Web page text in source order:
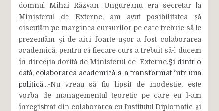
domnul Mihai Răzvan Ungureanu era secretar la
Ministerul de Externe, am avut posibilitatea să
discutăm pe marginea cursurilor pe care trebuie să le
prezentăm și de aici foarte ușor a fost colaborarea
academică, pentru că fiecare curs a trebuit să-l ducem
în direcția dorită de Ministerul de Externe.Și dintr-o
dată, colaborarea academică s-a transformat într-una
politică…-Nu vreau să fiu lipsit de modestie, este
vorba de managementul teoretic pe care eu l-am
înregistrat din colaborarea cu Institutul Diplomatic și